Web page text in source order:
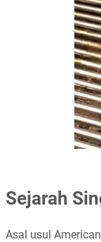
Sejarah
Asal usul